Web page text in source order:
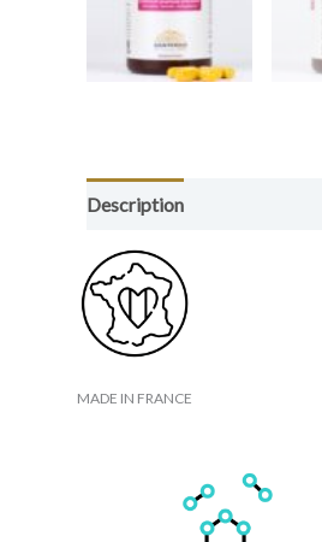
Description
MADE IN FRANCE